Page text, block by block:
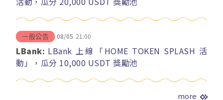
一般公告 08/05 21:00
LBank: LBank 上線「HOME TOKEN SPLASH 活
動」，瓜分 10,000 USDT 獎勵池
more